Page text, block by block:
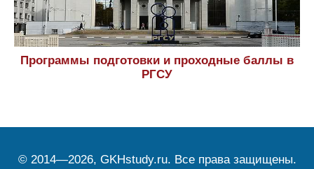
Программы подготовки и проходные баллы в
РГСУ
© 2014—2026, GKHstudy.ru. Все права защищены.